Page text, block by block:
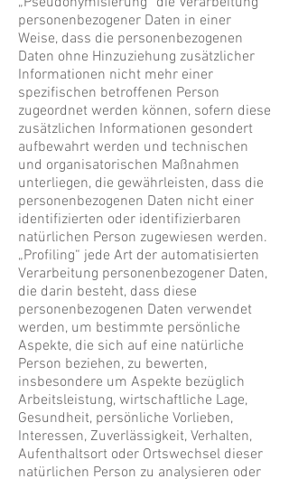
personenbezogener Daten in einer
Weise, dass die personenbezogenen
Daten ohne Hinzuziehung zusätzlicher
Informationen nicht mehr einer
spezifischen betroffenen Person
zugeordnet werden können, sofern diese
zusätzlichen Informationen gesondert
aufbewahrt werden und technischen
und organisatorischen Maßnahmen
unterliegen, die gewährleisten, dass die
personenbezogenen Daten nicht einer
identifizierten oder identifizierbaren
natürlichen Person zugewiesen werden.
„Profiling“ jede Art der automatisierten
Verarbeitung personenbezogener Daten,
die darin besteht, dass diese
personenbezogenen Daten verwendet
werden, um bestimmte persönliche
Aspekte, die sich auf eine natürliche
Person beziehen, zu bewerten,
insbesondere um Aspekte bezüglich
Arbeitsleistung, wirtschaftliche Lage,
Gesundheit, persönliche Vorlieben,
Interessen, Zuverlässigkeit, Verhalten,
Aufenthaltsort oder Ortswechsel dieser
natürlichen Person zu analysieren oder